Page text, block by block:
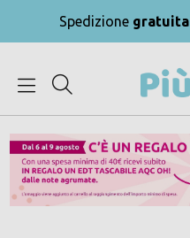
Spedizione gratuita